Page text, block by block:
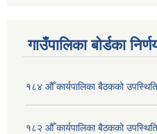
गाउँपालिका बोर्डका
१८४ औँ कार्यपालिका बैठकको
१८२ औँ कार्यपालिका बैठकको